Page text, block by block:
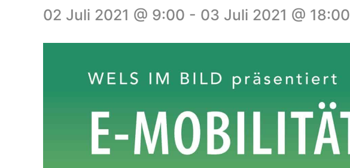
02 Juli 2021 @ 9:00 - 03 Juli 2021 @ 18:00